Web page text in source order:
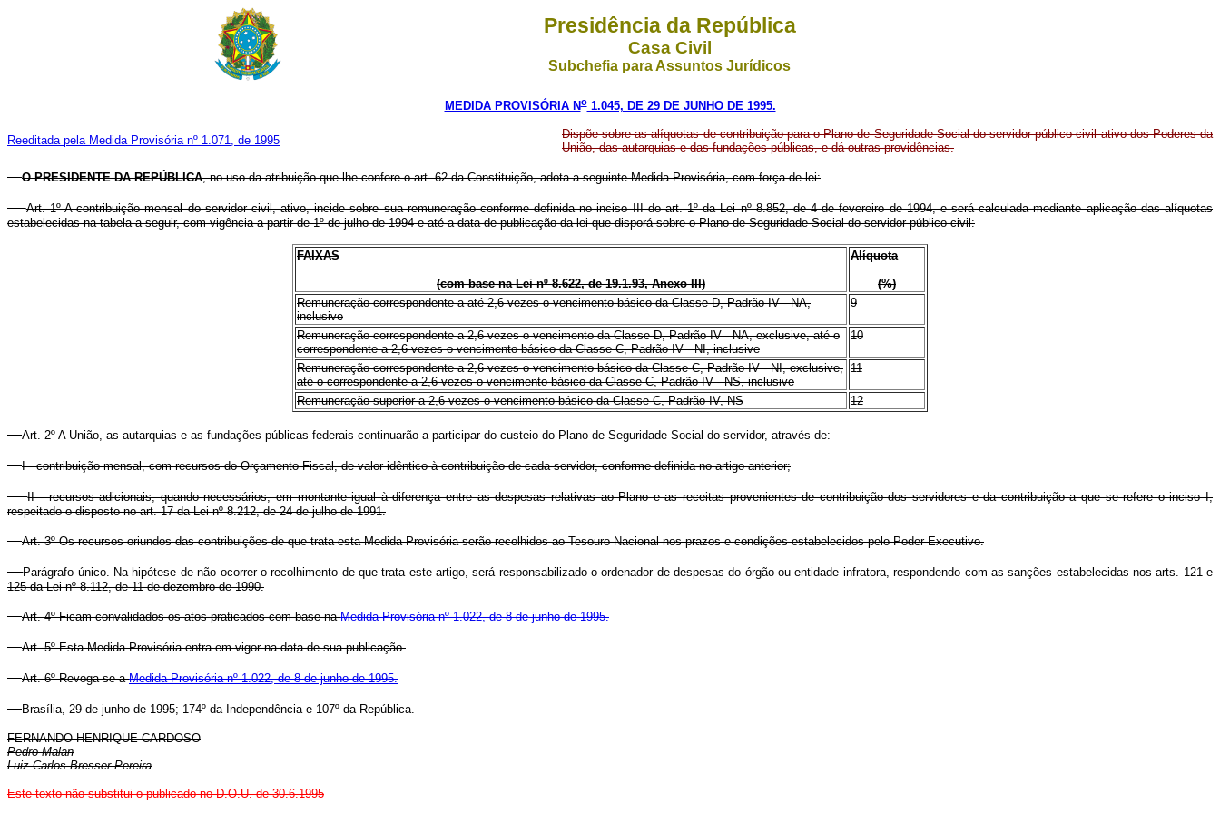
Presidência da República
Casa Civil
Subchefia para Assuntos Jurídicos
MEDIDA PROVISÓRIA No1.045, DE 29 DE JUNHO DE 1995.
Reeditada pela Medida Provisória nº 1.071, de 1995
Dispõe sobre as alíquotas de contribuição para o Plano de Seguridade Social do servidor público civil ativo dos Poderes da
União, das autarquias e das fundações públicas, e dá outras providências.
O PRESIDENTE DA REPÚBLICA, no uso da atribuição que lhe confere o art. 62 da Constituição, adota a seguinte Medida Provisória, com força de lei:
Art. 1º A contribuição mensal do servidor civil, ativo, incide sobre sua remuneração conforme definida no inciso III do art. 1º da Lei nº 8.852, de 4 de fevereiro de 1994, e será calculada mediante aplicação das alíquotas
estabelecidas na tabela a seguir, com vigência a partir de 1º de julho de 1994 e até a data de publicação da lei que disporá sobre o Plano de Seguridade Social do servidor público civil:
FAIXAS
(com base na Lei nº 8.622, de 19.1.93, Anexo III)
Alíquota
(%)
Remuneração correspondente a até 2,6 vezes o vencimento básico da Classe D, Padrão IV - NA,
inclusive
9
Remuneração correspondente a 2,6 vezes o vencimento da Classe D, Padrão IV - NA, exclusive, até o
correspondente a 2,6 vezes o vencimento básico da Classe C, Padrão IV - NI, inclusive
10
Remuneração correspondente a 2,6 vezes o vencimento básico da Classe C, Padrão IV - NI, exclusive,
até o correspondente a 2,6 vezes o vencimento básico da Classe C, Padrão IV - NS, inclusive
11
Remuneração superior a 2,6 vezes o vencimento básico da Classe C, Padrão IV, NS 12
Art. 2º A União, as autarquias e as fundações públicas federais continuarão a participar do custeio do Plano de Seguridade Social do servidor, através de:
I - contribuição mensal, com recursos do Orçamento Fiscal, de valor idêntico à contribuição de cada servidor, conforme definida no artigo anterior;
II - recursos adicionais, quando necessários, em montante igual à diferença entre as despesas relativas ao Plano e as receitas provenientes de contribuição dos servidores e da contribuição a que se refere o inciso I,
respeitado o disposto no art. 17 da Lei nº 8.212, de 24 de julho de 1991.
Art. 3º Os recursos oriundos das contribuições de que trata esta Medida Provisória serão recolhidos ao Tesouro Nacional nos prazos e condições estabelecidos pelo Poder Executivo.
Parágrafo único. Na hipótese de não ocorrer o recolhimento de que trata este artigo, será responsabilizado o ordenador de despesas do órgão ou entidade infratora, respondendo com as sanções estabelecidas nos arts. 121 e
125 da Lei nº 8.112, de 11 de dezembro de 1990.
Art. 4º Ficam convalidados os atos praticados com base naMedida Provisória nº 1.022, de 8 de junho de 1995.
Art. 5º Esta Medida Provisória entra em vigor na data de sua publicação.
Art. 6º Revoga-se aMedida Provisória nº 1.022, de 8 de junho de 1995.
Brasília, 29 de junho de 1995; 174º da Independência e 107º da República.
FERNANDO HENRIQUE CARDOSO
Pedro Malan
Luiz Carlos Bresser Pereira
Este texto não substitui o publicado no D.O.U. de 30.6.1995